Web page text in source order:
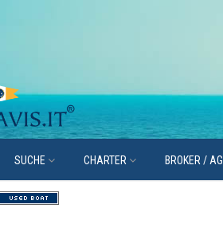
SUCHE CHARTER BROKER /